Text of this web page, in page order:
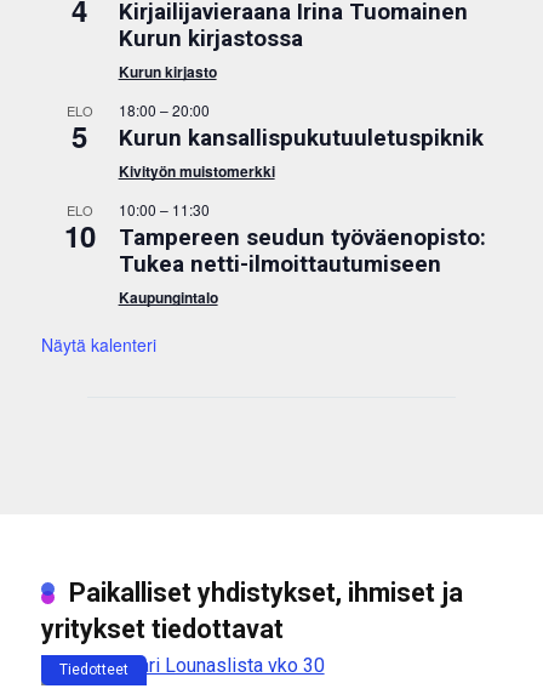
4
Kirjailijavieraana Irina Tuomainen
Kurun kirjastossa
Kurun kirjasto
ELO
5
18:00 –20:00
Kurun kansallispukutuuletuspiknik
Kivityön muistomerkki
ELO
10
10:00 – 11:30
Tampereen seudun työväenopisto:
Tukea netti-ilmoittautumiseen
Kaupungintalo
Näytä kalenteri
Paikalliset yhdistykset, ihmiset ja
yritykset tiedottavat
Tiedotteet